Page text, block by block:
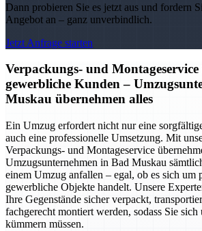
Dann probieren Sie es jetzt aus und fordern
Angebot an – ganz unverbindlich.
Jetzt Anfrage starten
Verpackungs- und
gewerbliche Kunden –
Muskau übernehmen alles
Ein Umzug erfordert nicht nur eine
auch eine professionelle Umsetzung. Mit
Verpackungs- und Montageservice
Umzugsunternehmen in Bad Muskau
einem Umzug anfallen – egal, ob es sich um
gewerbliche Objekte handelt. Unsere
Ihre Gegenstände sicher verpackt,
fachgerecht montiert werden, sodass Sie
kümmern müssen.